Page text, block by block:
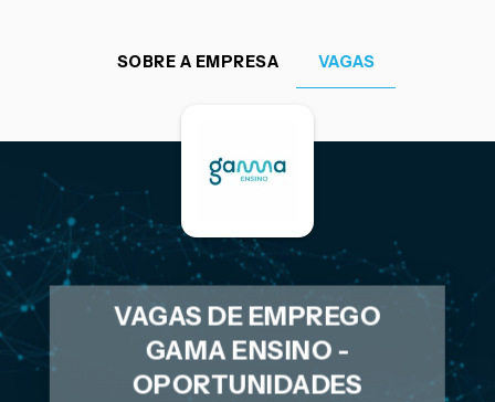
SOBRE A EMPRESA VAGAS
VAGAS DE EMPREGO
GAMA ENSINO -
OPORTUNIDADES